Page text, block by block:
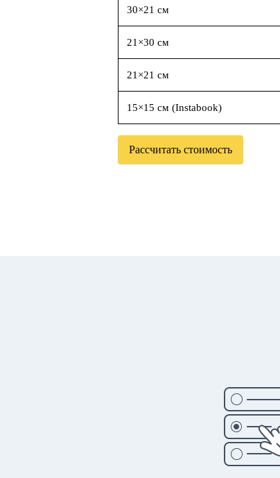
30×21 см
21×30 см
21×21 см
15×15 см (Instabook)
Рассчитать стоимость